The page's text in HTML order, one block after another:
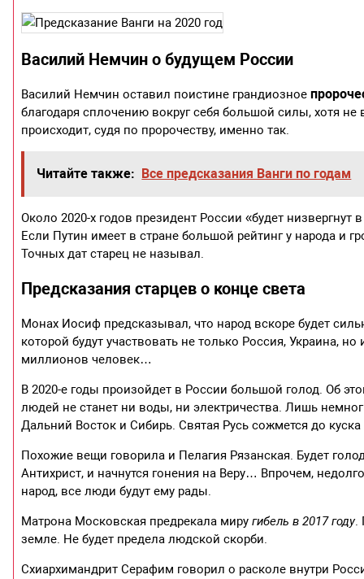
Василий Немчин о будущем России
Василий Немчин оставил поистине грандиозное
благодаря сплочению вокруг себя большой силы, хотя
происходит, судя по пророчеству, именно так.
Читайте также: Все предсказания Ванги по годам
Около 2020-х годов президент России «будет
Если Путин имеет в стране большой рейтинг у народа и
Точных дат старец не называл.
Предсказания старцев о конце света
Монах Иосиф предсказывал, что народ вскоре будет
которой будут участвовать не только Россия, Украина,
миллионов человек…
В 2020-е годы произойдет в России большой голод. Об
людей не станет ни воды, ни электричества. Лишь
Дальний Восток и Сибирь. Святая Русь сожмется до
Похожие вещи говорила и Пелагия Рязанская. Будет
Антихрист, и начнутся гонения на Веру… Впрочем,
народ, все люди будут ему рады.
Матрона Московская предрекала миругибель в 2017 году.
земле. Не будет предела людской скорби.
Схиархимандрит Серафим говорил о расколе внутри